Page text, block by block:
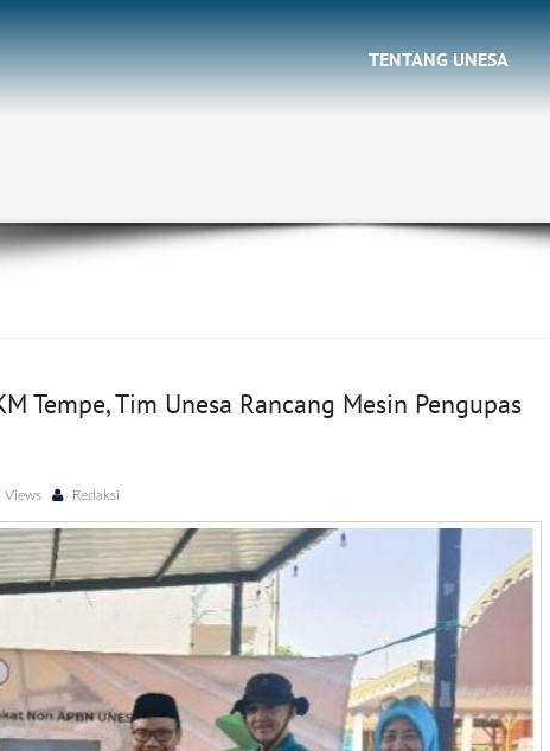
TENTANG UNESA
Tempe, Tim Unesa Rancang Mesin Pengupas
Views Redaksi